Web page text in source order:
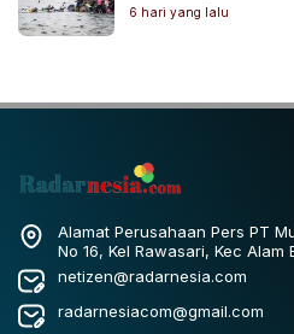
6 hari yang lalu
Alamat Perusahaan Pers PT
No 16, Kel Rawasari, Kec Alam
netizen@radarnesia.com
radarnesiacom@gmail.com